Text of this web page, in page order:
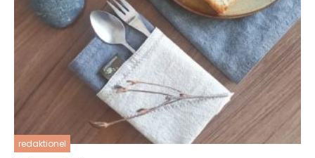
redaktionel